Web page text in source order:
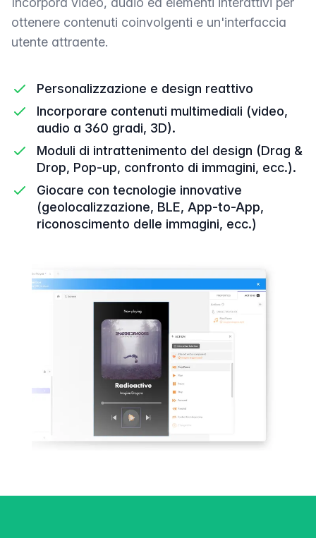
ottenere contenuti coinvolgenti e un'interfaccia
utente attraente.
Personalizzazione e design reattivo
Incorporare contenuti multimediali (video,
audio a 360 gradi, 3D).
Moduli di intrattenimento del design (Drag &
Drop, Pop-up, confronto di immagini, ecc.).
Giocare con tecnologie innovative
(geolocalizzazione, BLE, App-to-App,
riconoscimento delle immagini, ecc.)